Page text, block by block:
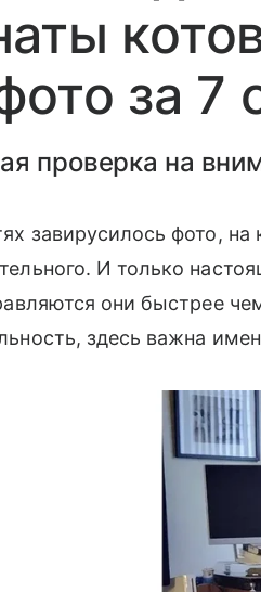
за 7
проверка на
завирусилось фото, на
И только
они быстрее
здесь важна